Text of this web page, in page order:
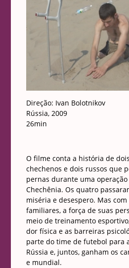
Direção: Ivan Bolotnikov
Rússia, 2009
26min
O filme conta a história de
chechenos e dois russos que
pernas durante uma
Chechênia. Os quatro
miséria e desespero. Mas
familiares, a força de suas
meio de treinamento
dor física e as barreiras
parte do time de futebol para
Rússia e, juntos, ganham os
e mundial.